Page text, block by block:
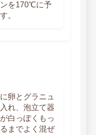
を170℃に予
。
卵とグラニュ
れ、泡立て器
白っぽくもっ
までよく混ぜ